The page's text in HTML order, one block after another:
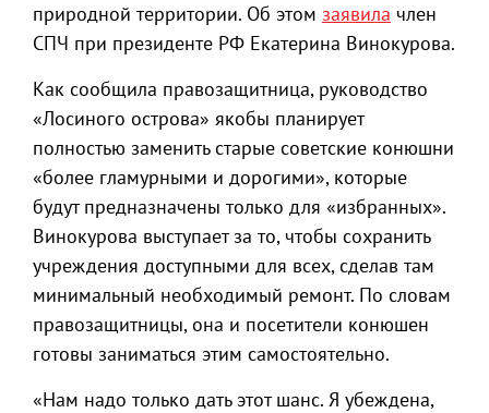
природной территории. Об этом заявила член
СПЧ при президенте РФ Екатерина Винокурова.
Как сообщила правозащитница, руководство
«Лосиного острова» якобы планирует
полностью заменить старые советские конюшни
«более гламурными и дорогими», которые
будут предназначены только для «избранных».
Винокурова выступает за то, чтобы сохранить
учреждения доступными для всех, сделав там
минимальный необходимый ремонт. По словам
правозащитницы, она и посетители конюшен
готовы заниматься этим самостоятельно.
«Нам надо только дать этот шанс. Я убеждена,